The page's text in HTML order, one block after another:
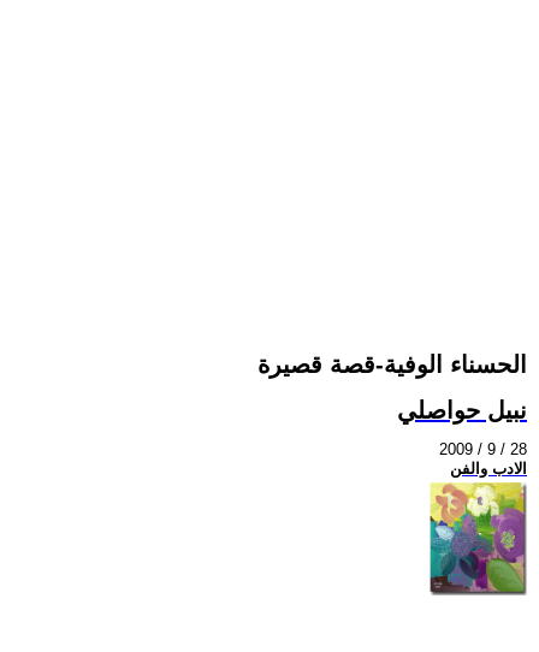
الحسناء الوفية-قصة قصيرة
نبيل حواصلي
2009 / 9 / 28
الادب والفن